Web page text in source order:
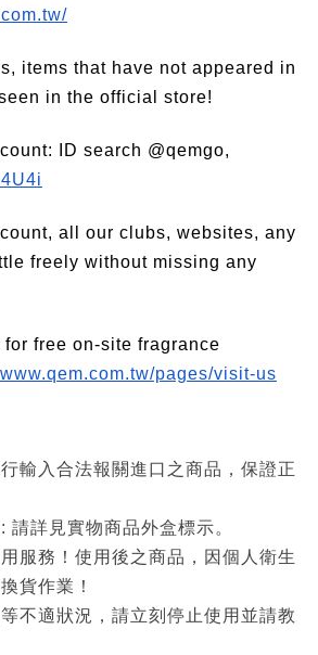
items that have not appeared in
in the official store!
ID search @qemgo,
all our clubs, websites, any
freely without missing any
for free on-site fragrance
pages/visit-us
輸入合法報關進口之商品，保證正
詳見實物商品外盒標示。
服務！使用後之商品，因個人衛生
貨作業！
不適狀況，請立刻停止使用並請教